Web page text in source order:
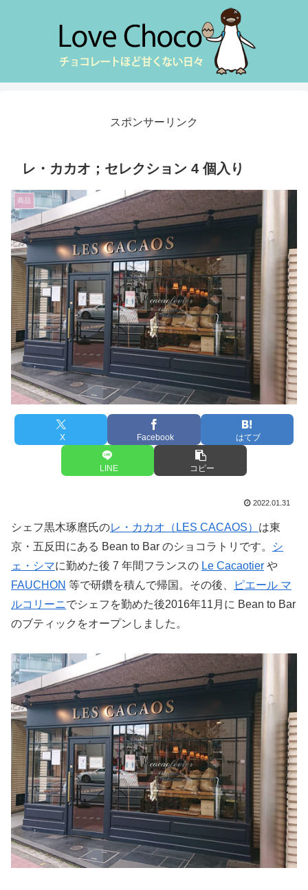
スポンサーリンク
レ・カカオ；セレクション 4 個入り
商品
X Facebook はてブ
LINE コピー
2022.01.31
シェフ黒木琢麿氏のレ・カカオ（LES CACAOS） は東
京・五反田にある Bean to Bar のショコラトリです。
シ
ェ・シマに勤めた後 7 年間フランスの Le Cacaotier や
FAUCHON 等で研鑽を積んで帰国。その後、
ピエール マ
ルコリーニでシェフを勤めた後2016年11月に Bean to Bar
のブティックをオープンしました。